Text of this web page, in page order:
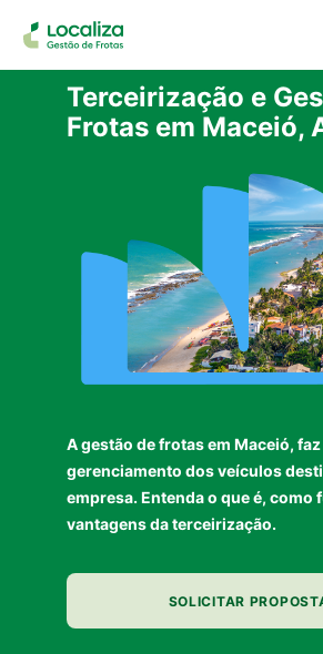
Terceirização e
Frotas em Maceió,
A gestão de frotas em Maceió, faz
gerenciamento dos veículos
empresa. Entenda o que é, como
vantagens da terceirização.
SOLICITAR